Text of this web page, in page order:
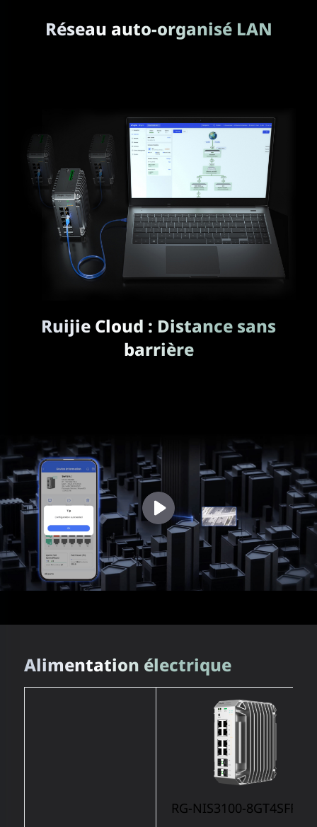
Réseau auto-organisé LAN
Ruijie Cloud : Distance sans
barrière
Alimentation électrique
RG-NIS3100-8GT4SFP-